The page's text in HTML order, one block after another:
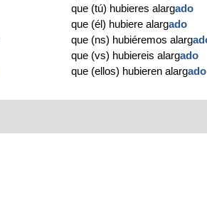
que (tú) hubieres alargado
que (él) hubiere alargado
que (ns) hubiéremos alarg
que (vs) hubiereis alargado
que (ellos) hubieren alargado